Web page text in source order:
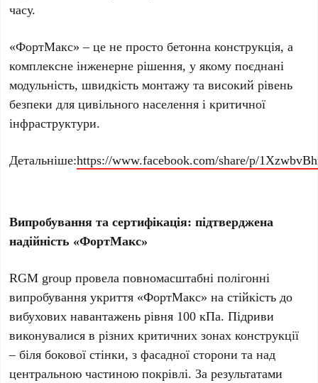
часу.
«ФортМакс» – це не просто бетонна конструкція, а
комплексне інженерне рішення, у якому поєднані
модульність, швидкість монтажу та високий рівень
безпеки для цивільного населення і критичної
інфраструктури.
Детальніше:https://www.facebook.com/share/p/
Випробування та сертифікація: підтверджена
надійність «ФортМакс»
RGM group провела повномасштабні полігонні
випробування укриття «ФортМакс» на стійкість до
вибухових навантажень рівня 100 кПа. Підриви
виконувалися в різних критичних зонах конструкції
– біля бокової стінки, з фасадної сторони та над
центральною частиною покрівлі. За результатами